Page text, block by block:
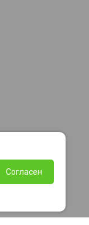
Согласен